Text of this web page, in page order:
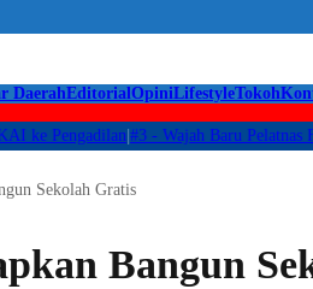
DaerahEditorialOpiniLifestyleTokoh
Pengadilan|#3 -Wajah Baru Pelatnas FPTI
Sekolah Gratis
Bangun